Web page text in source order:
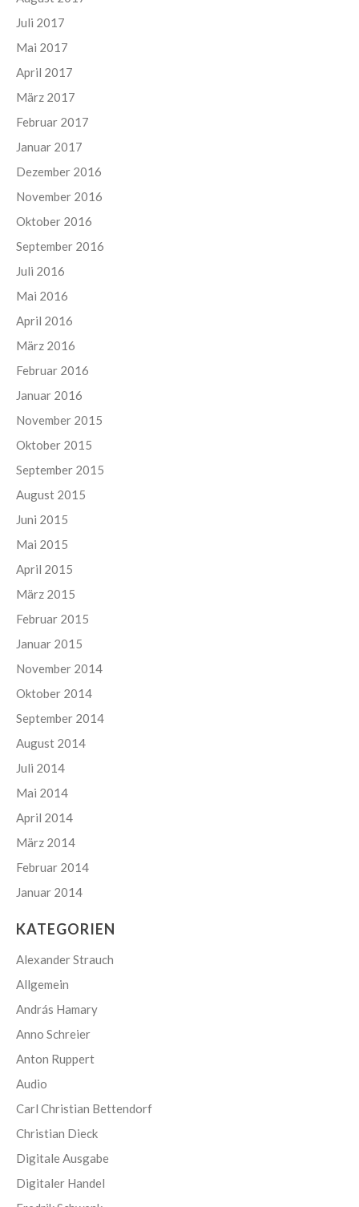
Juli 2017
Mai 2017
April 2017
März 2017
Februar 2017
Januar 2017
Dezember 2016
November 2016
Oktober 2016
September 2016
Juli 2016
Mai 2016
April 2016
März 2016
Februar 2016
Januar 2016
November 2015
Oktober 2015
September 2015
August 2015
Juni 2015
Mai 2015
April 2015
März 2015
Februar 2015
Januar 2015
November 2014
Oktober 2014
September 2014
August 2014
Juli 2014
Mai 2014
April 2014
März 2014
Februar 2014
Januar 2014
KATEGORIEN
Alexander Strauch
Allgemein
András Hamary
Anno Schreier
Anton Ruppert
Audio
Carl Christian Bettendorf
Christian Dieck
Digitale Ausgabe
Digitaler Handel